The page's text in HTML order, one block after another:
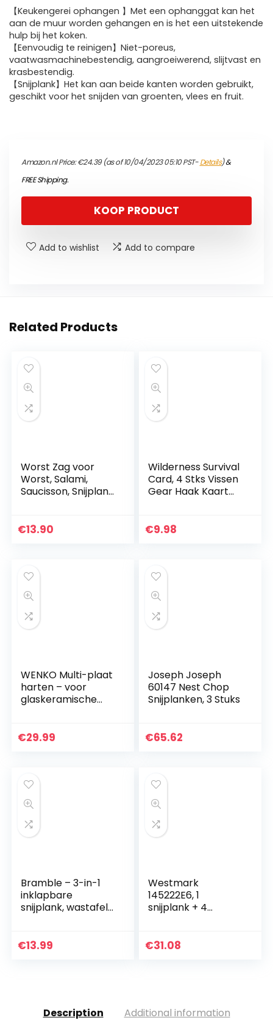
【Keukengerei ophangen 】Met een ophanggat kan het
aan de muur worden gehangen en is het een uitstekende
hulp bij het koken.
【Eenvoudig te reinigen】Niet-poreus,
vaatwasmachinebestendig, aangroeiwerend, slijtvast en
krasbestendig.
【Snijplank】Het kan aan beide kanten worden gebruikt,
geschikt voor het snijden van groenten, vlees en fruit.
Amazon.nl Price:€24.39(as of 10/04/2023 05:10 PST-Details)&
FREE Shipping.
KOOP PRODUCT
Add to wishlist Add to compare
Related Products
Worst Zag voor
Worst, Salami,
Saucisson, Snijplank
€13.90
Wilderness Survival
Card, 4 Stks Vissen
Gear Haak Kaart
Camping Supplies
€9.98
WENKO Multi-plaat
harten – voor
glaskeramische
glas, 56 x 0,5 x 50
€29.99
Joseph Joseph
60147 Nest Chop
Snijplanken, 3 Stuks
€65.62
Bramble – 3-in-1
inklapbare
snijplank, wastafel
€13.99
Westmark
145222E6, 1
snijplank + 4
€31.08
Description Additional information